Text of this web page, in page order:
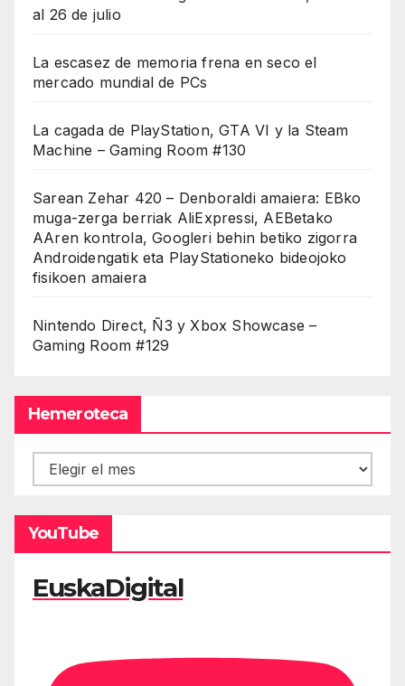
al 26 de julio
La escasez de memoria frena en seco el
mercado mundial de PCs
La cagada de PlayStation, GTA VI y la Steam
Machine – Gaming Room #130
Sarean Zehar 420 – Denboraldi amaiera: EBko
muga-zerga berriak AliExpressi, AEBetako
AAren kontrola, Googleri behin betiko zigorra
Androidengatik eta PlayStationeko bideojoko
fisikoen amaiera
Nintendo Direct, Ñ3 y Xbox Showcase –
Gaming Room #129
Hemeroteca
Hemeroteca
YouTube
EuskaDigital